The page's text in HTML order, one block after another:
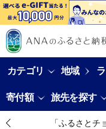
カテゴリ 地域
寄付額 旅先を探す
「ふるさと